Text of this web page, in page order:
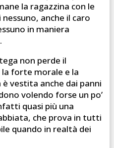
la ragazzina con le
anche il caro
in maniera
non perde il
forte morale e la
vestita anche dai panni
volendo forse un po’
quasi più una
che prova in tutti
quando in realtà dei